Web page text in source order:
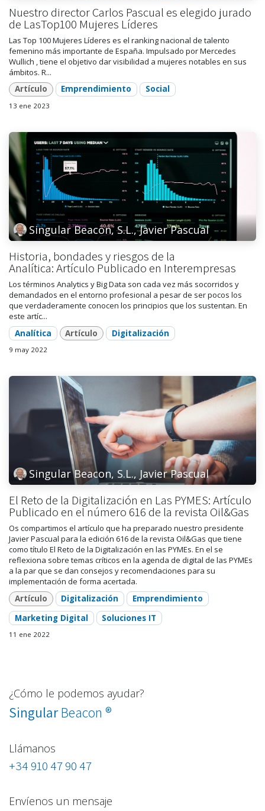
Nuestro director Carlos Pascual es elegido jurado
de LasTop100 Mujeres Líderes
Las Top 100 Mujeres Líderes es el ranking nacional de talento
femenino más importante de España. Impulsado por Mercedes
Wullich , tiene el objetivo dar visibilidad a mujeres notables en sus
ámbitos. R...
Artículo
Emprendimiento Social
13 ene 2023
Singular Beacon, S.L., Javier Pascual
Historia, bondades y riesgos de la
Analítica: Artículo Publicado en Interempresas
Los términos Analytics y Big Data son cada vez más socorridos y
demandados en el entorno profesional a pesar de ser pocos los
que verdaderamente conocen los principios que los sustentan. En
este artíc...
Analítica
Artículo Digitalización
9 may 2022
Singular Beacon, S.L., Javier Pascual
El Reto de la Digitalización en Las PYMES: Artículo
Publicado en el número 616 de la revista Oil&Gas
Os compartimos el artículo que ha preparado nuestro presidente
Javier Pascual para la edición 616 de la revista Oil&Gas que tiene
como título El Reto de la Digitalización en las PYMEs. En el se
reflexiona sobre temas críticos en la agenda de digital de las PYMEs
a la par que se dan consejos y recomendaciones para su
implementación de forma acertada.
Artículo
Digitalización
Emprendimiento
Marketing Digital
Soluciones IT
11 ene 2022
¿Cómo le podemos ayudar?
SingularBeacon ®
Llámanos
+34 910 47 90 47
Envíenos un mensaje